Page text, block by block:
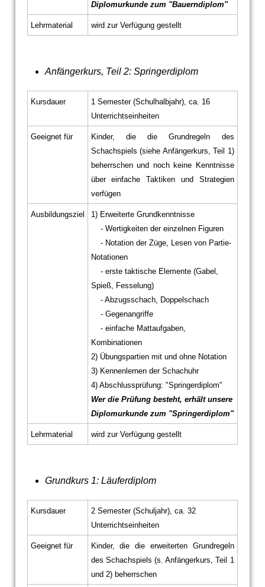
Diplomurkunde zum "Bauerndiplom"
Lehrmaterial wird zur Verfügung gestellt
Anfängerkurs, Teil 2: Springerdiplom
Kursdauer
1 Semester (Schulhalbjahr), ca. 16
Unterrichtseinheiten
Geeignet für
Kinder, die die Grundregeln des
Schachspiels (siehe Anfängerkurs, Teil 1)
beherrschen und noch keine Kenntnisse
über einfache Taktiken und Strategien
verfügen
Ausbildungsziel
1) Erweiterte Grundkenntnisse
- Wertigkeiten der einzelnen Figuren
- Notation der Züge, Lesen von Partie-
Notationen
- erste taktische Elemente (Gabel,
Spieß, Fesselung)
- Abzugsschach, Doppelschach
- Gegenangriffe
- einfache Mattaufgaben,
Kombinationen
2) Übungspartien mit und ohne Notation
3) Kennenlernen der Schachuhr
4) Abschlussprüfung: "Springerdiplom"
Wer die Prüfung besteht, erhält unsere
Diplomurkunde zum "Springerdiplom"
Lehrmaterial wird zur Verfügung gestellt
Grundkurs 1: Läuferdiplom
Kursdauer
2 Semester (Schuljahr), ca. 32
Unterrichtseinheiten
Geeignet für
Kinder, die die erweiterten Grundregeln
des Schachspiels (s. Anfängerkurs, Teil 1
und 2) beherrschen